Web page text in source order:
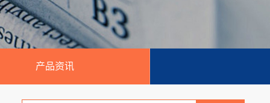
产品资讯